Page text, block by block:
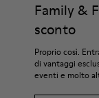
Family &
sconto
Proprio così.
di vantaggi
eventi e molto